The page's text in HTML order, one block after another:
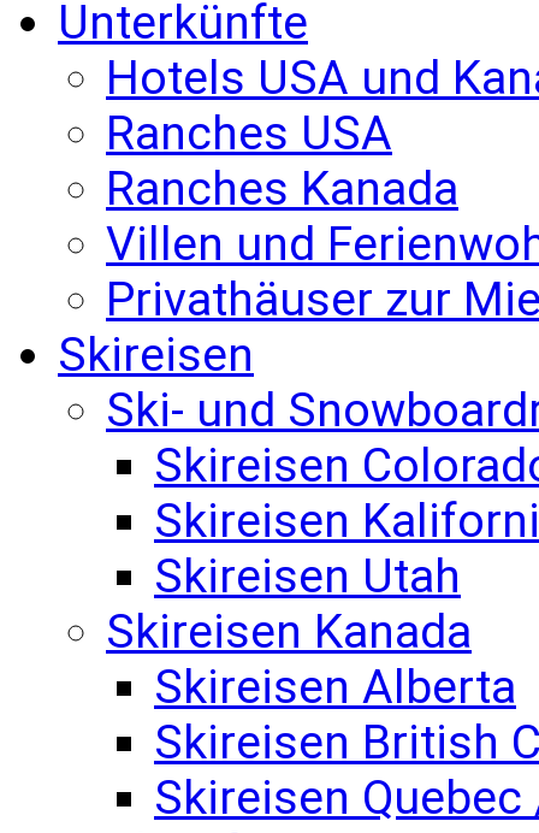
Unterkünfte
Hotels USA und
Ranches USA
Ranches Kanada
Villen und
Privathäuser zur
Skireisen
Ski- und
Skireisen
Skireisen
Skireisen Utah
Skireisen Kanada
Skireisen Alberta
Skireisen British
Skireisen